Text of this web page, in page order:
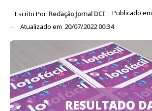
Escrito Por Redação Jornal DCI Publicado em
Atualizado em 20/07/2022 00:34